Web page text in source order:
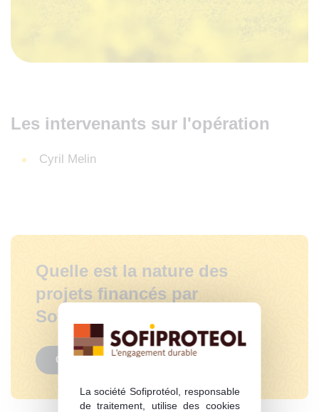
La société Sofiprotéol, responsable
de traitement, utilise des cookies
Les intervenants sur l'opération
Cyril Melin
Quelle est la nature des
projets financés par
Sofiprotéol ?
Consulter